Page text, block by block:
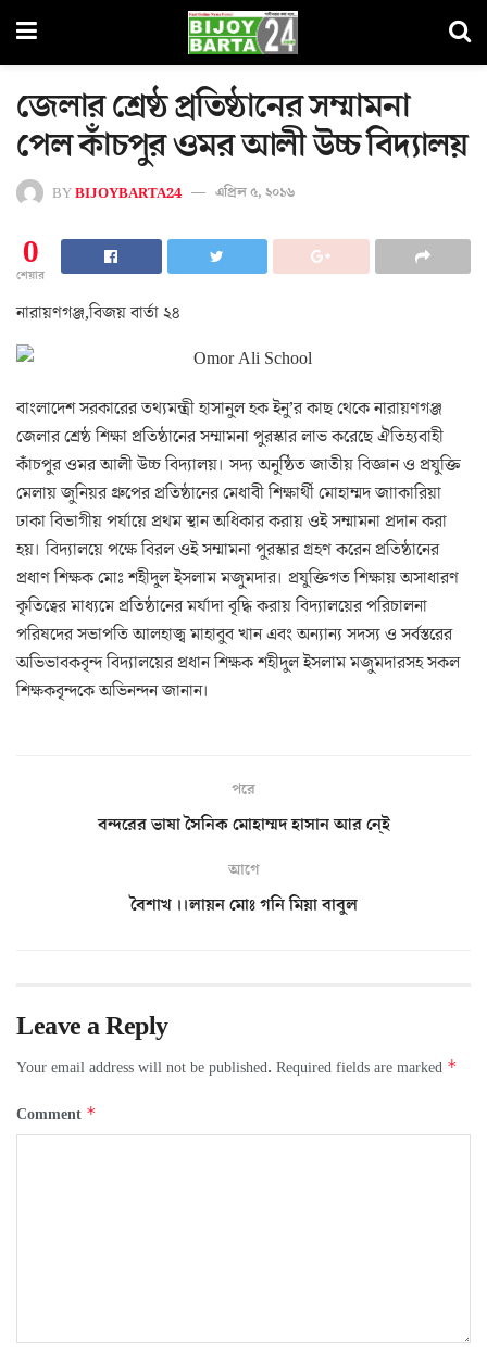
জেলার শ্রেষ্ঠ প্রতিষ্ঠানের সম্মামনা
পেল কাঁচপুর ওমর আলী উচ্চ বিদ্যালয়
BYBIJOYBARTA24 এপ্রিল ৫, ২০১৬
0
শেয়ার
নারায়ণগঞ্জ,বিজয় বার্তা ২৪
বাংলাদেশ সরকারের তথ্যমন্ত্রী হাসানুল হক ইনু’র কাছ থেকে নারায়ণগঞ্জ
জেলার শ্রেষ্ঠ শিক্ষা প্রতিষ্ঠানের সম্মামনা পুরস্কার লাভ করেছে ঐতিহ্যবাহী
কাঁচপুর ওমর আলী উচ্চ বিদ্যালয়। সদ্য অনুষ্ঠিত জাতীয় বিজ্ঞান ও প্রযুক্তি
মেলায় জুনিয়র গ্রুপের প্রতিষ্ঠানের মেধাবী শিক্ষার্থী মোহাম্মদ জাাকারিয়া
ঢাকা বিভাগীয় পর্যায়ে প্রথম স্থান অধিকার করায় ওই সম্মামনা প্রদান করা
হয়। বিদ্যালয়ে পক্ষে বিরল ওই সম্মামনা পুরস্কার গ্রহণ করেন প্রতিষ্ঠানের
প্রধাণ শিক্ষক মোঃ শহীদুল ইসলাম মজুমদার। প্রযুক্তিগত শিক্ষায় অসাধারণ
কৃতিত্বের মাধ্যমে প্রতিষ্ঠানের মর্যাদা বৃদ্ধি করায় বিদ্যালয়ের পরিচালনা
পরিষদের সভাপতি আলহাজ্ব মাহাবুব খান এবং অন্যান্য সদস্য ও সর্বস্তরের
অভিভাবকবৃন্দ বিদ্যালয়ের প্রধান শিক্ষক শহীদুল ইসলাম মজুমদারসহ সকল
শিক্ষকবৃন্দকে অভিনন্দন জানান।
পরে
বন্দরের ভাষা সৈনিক মোহাম্মদ হাসান আর নে্ই
আগে
বৈশাখ ।।লায়ন মোঃ গনি মিয়া বাবুল
Leave a Reply
Your email address will not be published. Required fields are marked *
Comment *